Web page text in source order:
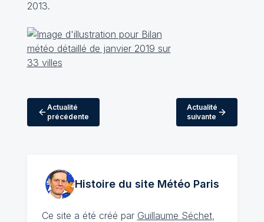
2013.
Actualité
précédente
Actualité
suivante
Histoire du site MétéoParis
Ce site a été créé par Guillaume Séchet,